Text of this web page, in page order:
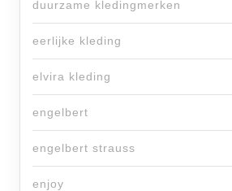
duurzame kledingmerken
eerlijke kleding
elvira kleding
engelbert
engelbert strauss
enjoy